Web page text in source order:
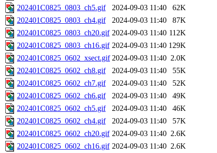
202401C0825_0803_ch5.gif
2024-09-03 11:40
62K
202401C0825_0803_ch4.gif
2024-09-03 11:40
87K
202401C0825_0803_ch20.gif 2024-09-03 11:40 112K
202401C0825_0803_ch16.gif 2024-09-03 11:40 129K
202401C0825_0602_xsect.gif 2024-09-03 11:40 2.0K
202401C0825_0602_ch8.gif
2024-09-03 11:40
55K
202401C0825_0602_ch7.gif
2024-09-03 11:40
52K
202401C0825_0602_ch6.gif
2024-09-03 11:40
49K
202401C0825_0602_ch5.gif
2024-09-03 11:40
46K
202401C0825_0602_ch4.gif
2024-09-03 11:40
57K
202401C0825_0602_ch20.gif 2024-09-03 11:40 2.6K
202401C0825_0602_ch16.gif 2024-09-03 11:40 2.6K